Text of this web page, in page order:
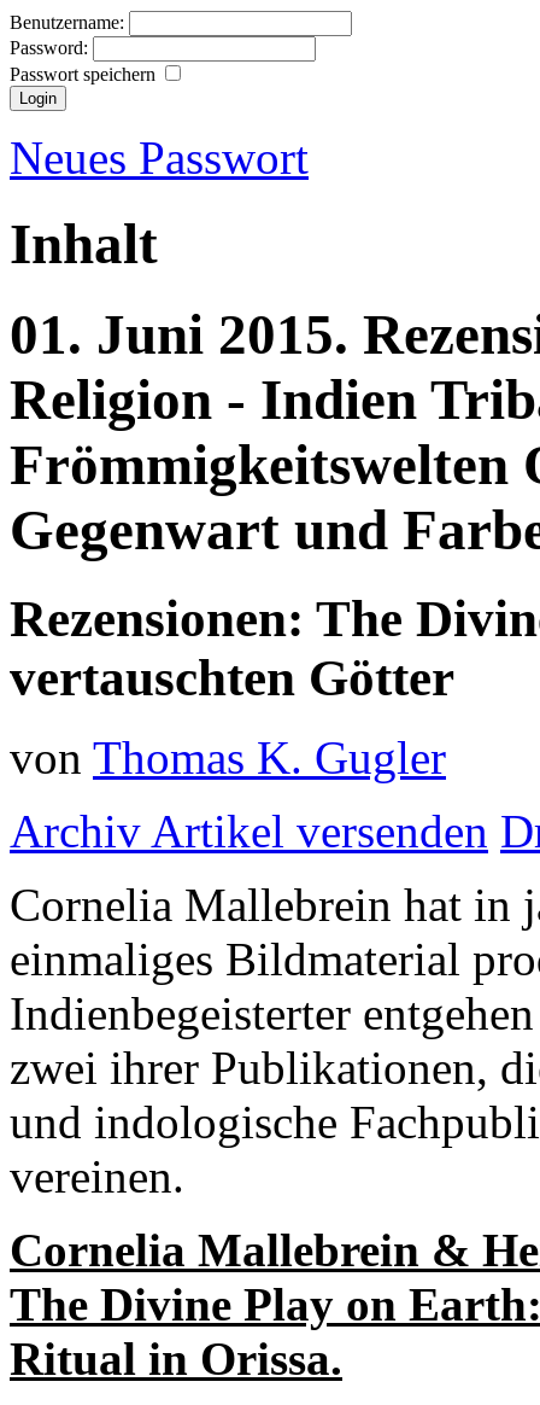
Benutzername:
Password:
Passwort speichern
Neues Passwort
Inhalt
01. Juni 2015.
Religion - Indien
Frömmigkeitswelten
Gegenwart und
Rezensionen: The
vertauschten Götter
von Thomas K. Gugler
Archiv Artikel versenden
Cornelia Mallebrein hat in
einmaliges Bildmaterial
Indienbegeisterter
zwei ihrer Publikationen,
und indologische
vereinen.
Cornelia Mallebrein &
The Divine Play on
Ritual in Orissa.